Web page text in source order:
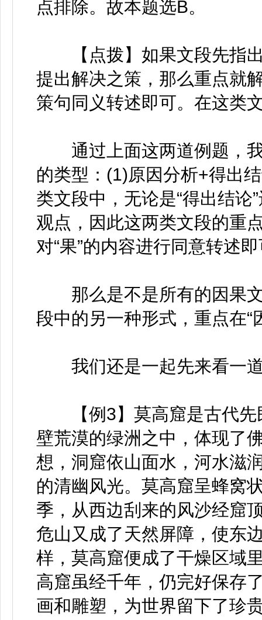
点排除。故本题选B。
【点拨】如果文段先指出
提出解决之策，那么重点就
策句同义转述即可。在这类
通过上面这两道例题，我
的类型：(1)原因分析+得出
类文段中，无论是“得出结论
观点，因此这两类文段的重
对“果”的内容进行同意转述
那么是不是所有的因果文
段中的另一种形式，重点在“
我们还是一起先来看一
【例3】莫高窟是古代先
壁荒漠的绿洲之中，体现了
想，洞窟依山面水，河水滋
的清幽风光。莫高窟呈蜂窝
季，从西边刮来的风沙经窟
危山又成了天然屏障，使东
样，莫高窟便成了干燥区域
高窟虽经千年，仍完好保存
画和雕塑，为世界留下了珍